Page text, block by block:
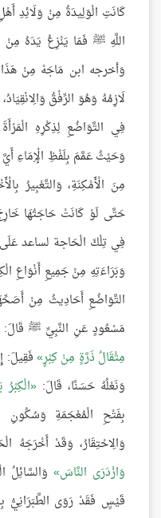
كَانَتِ الْوَلِيدَةُ مِنْ وَلَائِدِ
اللَّهِ ﷺ فَمَا يَنْزِعُ يَدَهُ
وَأخرجه ابن مَاجَهْ مِنْ هَذَا
لَازِمُهُ وَهُوَ الرِّفْقُ
فِي التَّوَاضُعِ لِذِكْرِهِ
وَحَيْثُ عَمَّمَ بِلَفْظِ الْإِمَاءِ
مِنَ الْأَمْكِنَةِ، وَالتَّعْبِيرُ
حَتَّى لَوْ كَانَتْ حَاجَتُهَا
فِي تِلْكَ الْحَاجة لساعد
وَبَرَاءَتِهِ مِنْ جَمِيعِ أَنْوَاعِ
التَّوَاضُعِ أَحَادِيثُ مِنْ
مَسْعُودٍ عَنِ النَّبِيِّ ﷺ
مِثْقَالُ ذَرَّةٍ مِنْ كِبْرٍ فَقِيلَ:
وَنَعْلُهُ حَسَنًا، قَالَ:
بِفَتْحِ الْمُعْجَمَةِ وَسُكُونِ
وَالِاحْتِقَارُ، وَقَدْ أَخْرَجَهُ
وَازْدَرَى النَّاسَ
قَيْسٍ فَقَدْ رَوَى